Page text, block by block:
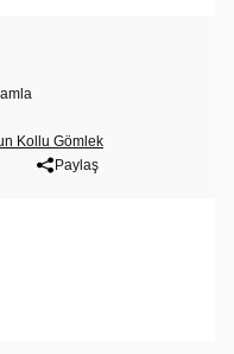
Kollu Gömlek
Paylaş